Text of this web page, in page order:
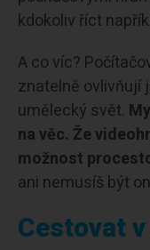
kdokoliv říct
A co víc?
znatelně ovlivňují
umělecký svět.
na věc. Že
možnost
ani nemusíš být
Cestovat